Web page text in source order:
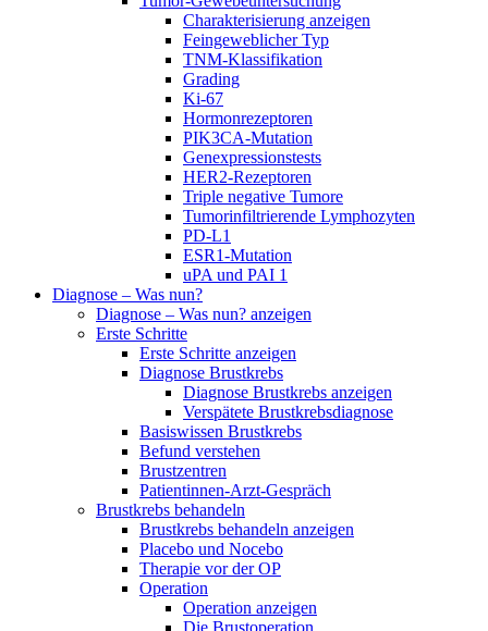
Charakterisierung anzeigen
Feingeweblicher Typ
TNM-Klassifikation
Grading
Ki-67
Hormonrezeptoren
PIK3CA-Mutation
Genexpressionstests
HER2-Rezeptoren
Triple negative Tumore
Tumorinfiltrierende Lymphozyten
PD-L1
ESR1-Mutation
uPA und PAI 1
Diagnose – Was nun?
Diagnose – Was nun? anzeigen
Erste Schritte
Erste Schritte anzeigen
Diagnose Brustkrebs
Diagnose Brustkrebs anzeigen
Verspätete Brustkrebsdiagnose
Basiswissen Brustkrebs
Befund verstehen
Brustzentren
Patientinnen-Arzt-Gespräch
Brustkrebs behandeln
Brustkrebs behandeln anzeigen
Placebo und Nocebo
Therapie vor der OP
Operation
Operation anzeigen